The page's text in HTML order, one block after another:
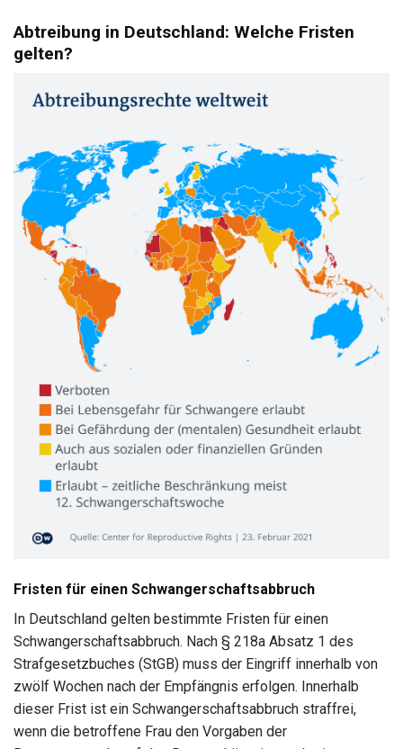
Abtreibung in Deutschland: Welche Fristen
gelten?
Fristen für einen Schwangerschaftsabbruch
In Deutschland gelten bestimmte Fristen für einen
Schwangerschaftsabbruch. Nach § 218a Absatz 1 des
Strafgesetzbuches (StGB) muss der Eingriff innerhalb von
zwölf Wochen nach der Empfängnis erfolgen. Innerhalb
dieser Frist ist ein Schwangerschaftsabbruch straffrei,
wenn die betroffene Frau den Vorgaben der